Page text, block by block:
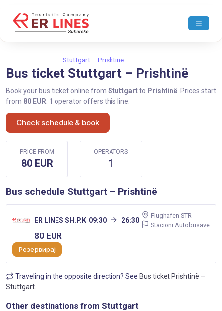
Stuttgart – Prishtinë
Bus ticket Stuttgart – Prishtinë
Book your bus ticket online from Stuttgartto Prishtinë . Prices start
from 80 EUR . 1 operator offers this line.
Check schedule & book
PRICE FROM
80 EUR
OPERATORS
1
Bus schedule Stuttgart – Prishtinë
ER LINES SH.P.K 09:30 26:30
Flughafen STR
Stacioni Autobusave
80 EUR
Резервирај
Traveling in the opposite direction? See Bus ticket Prishtinë –
Stuttgart
Other destinations from Stuttgart